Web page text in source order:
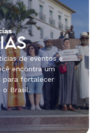
de eventos e
encontra um
para fortalecer
Brasil.